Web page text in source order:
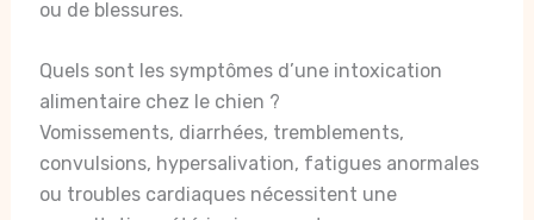
ou de blessures.
Quels sont les symptômes d’une intoxication
alimentaire chez le chien ?
Vomissements, diarrhées, tremblements,
convulsions, hypersalivation, fatigues anormales
ou troubles cardiaques nécessitent une